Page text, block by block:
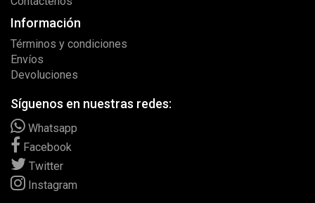
Información
Términos y condiciones
Envíos
Devoluciones
Síguenos en nuestras redes:
Whatsapp
Facebook
Twitter
Instagram